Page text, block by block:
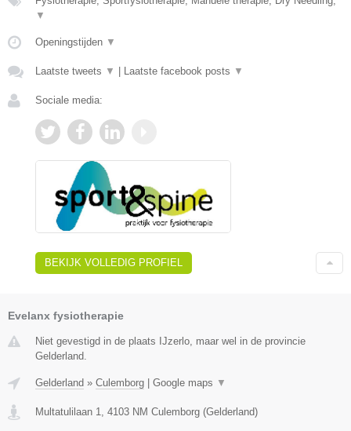
▼
Openingstijden ▼
Laatste tweets ▼ | Laatste facebook posts ▼
Sociale media:
BEKIJK VOLLEDIG PROFIEL
Evelanx fysiotherapie
Niet gevestigd in de plaats IJzerlo, maar wel in de provincie
Gelderland.
Gelderland » Culemborg Google maps ▼
Multatulilaan 1 4103 NM Culemborg (Gelderland)